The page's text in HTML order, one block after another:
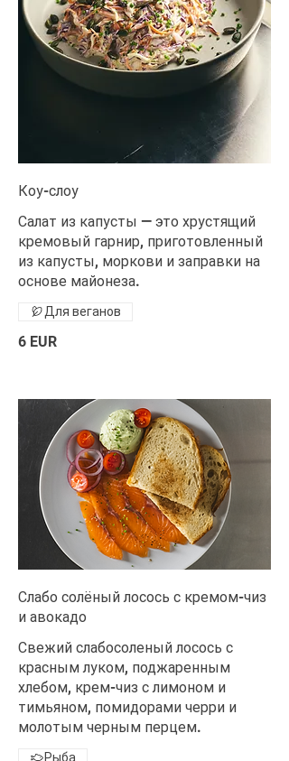
Коу-слоу
Салат из капусты — это хрустящий
кремовый гарнир, приготовленный
из капусты, моркови и заправки на
основе майонеза.
6 EUR
Для веганов
Слабо солёный лосось с кремом-чиз
и авокадо
Свежий слабосоленый лосось с
красным луком, поджаренным
хлебом, крем-чиз с лимоном и
тимьяном, помидорами черри и
молотым черным перцем.
Рыба